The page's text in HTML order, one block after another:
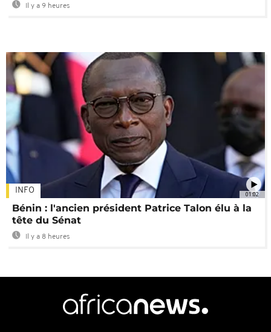
Il y a 9 heures
01:02
INFO
Bénin : l'ancien président Patrice Talon élu à la
tête du Sénat
Il y a 8 heures